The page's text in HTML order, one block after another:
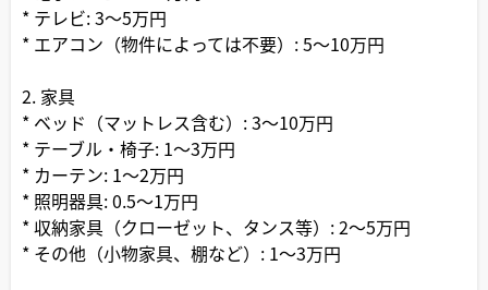
* テレビ: 3～5万円
* エアコン（物件によっては不要）: 5～10万円
2. 家具
* ベッド（マットレス含む）: 3～10万円
* テーブル・椅子: 1～3万円
* カーテン: 1～2万円
* 照明器具: 0.5～1万円
* 収納家具（クローゼット、タンス等）: 2～5万円
* その他（小物家具、棚など）: 1～3万円